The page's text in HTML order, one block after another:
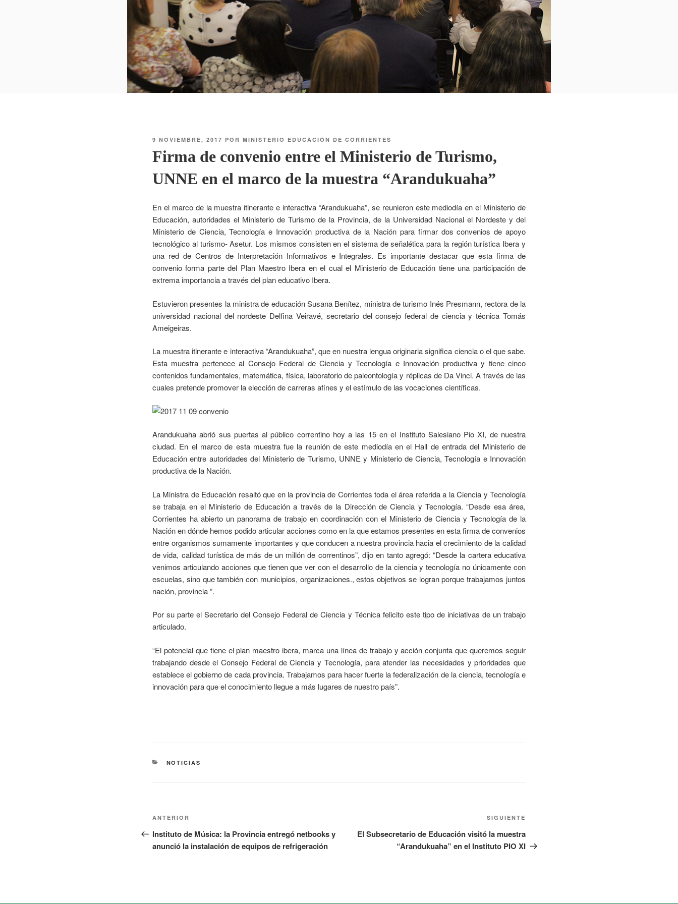
9 NOVIEMBRE, 2017 POR MINISTERIO EDUCACIÓN DE CORRIENTES
Firma de convenio entre el Ministerio de Turismo,
UNNE en el marco de la muestra “Arandukuaha”
En el marco de la muestra itinerante e interactiva “Arandukuaha”, se reunieron este mediodía en el Ministerio de
Educación, autoridades el Ministerio de Turismo de la Provincia, de la Universidad Nacional el Nordeste y del
Ministerio de Ciencia, Tecnología e Innovación productiva de la Nación para firmar dos convenios de apoyo
tecnológico al turismo- Asetur. Los mismos consisten en el sistema de señalética para la región turística Ibera y
una red de Centros de Interpretación Informativos e Integrales. Es importante destacar que esta firma de
convenio forma parte del Plan Maestro Ibera en el cual el Ministerio de Educación tiene una participación de
extrema importancia a través del plan educativo Ibera.
Estuvieron presentes la ministra de educación Susana Benítez, ministra de turismo Inés Presmann, rectora de la
universidad nacional del nordeste Delfina Veiravé, secretario del consejo federal de ciencia y técnica Tomás
Ameigeiras.
La muestra itinerante e interactiva “Arandukuaha”, que en nuestra lengua originaria significa ciencia o el que sabe.
Esta muestra pertenece al Consejo Federal de Ciencia y Tecnología e Innovación productiva y tiene cinco
contenidos fundamentales, matemática, física, laboratorio de paleontología y réplicas de Da Vinci. A través de las
cuales pretende promover la elección de carreras afines y el estímulo de las vocaciones científicas.
Arandukuaha abrió sus puertas al público correntino hoy a las 15 en el Instituto Salesiano Pio XI, de nuestra
ciudad. En el marco de esta muestra fue la reunión de este mediodía en el Hall de entrada del Ministerio de
Educación entre autoridades del Ministerio de Turismo, UNNE y Ministerio de Ciencia, Tecnología e Innovación
productiva de la Nación.
La Ministra de Educación resaltó que en la provincia de Corrientes toda el área referida a la Ciencia y Tecnología
se trabaja en el Ministerio de Educación a través de la Dirección de Ciencia y Tecnología. “Desde esa área,
Corrientes ha abierto un panorama de trabajo en coordinación con el Ministerio de Ciencia y Tecnología de la
Nación en dónde hemos podido articular acciones como en la que estamos presentes en esta firma de convenios
entre organismos sumamente importantes y que conducen a nuestra provincia hacia el crecimiento de la calidad
de vida, calidad turística de más de un millón de correntinos”, dijo en tanto agregó: “Desde la cartera educativa
venimos articulando acciones que tienen que ver con el desarrollo de la ciencia y tecnología no únicamente con
escuelas, sino que también con municipios, organizaciones., estos objetivos se logran porque trabajamos juntos
nación, provincia ”.
Por su parte el Secretario del Consejo Federal de Ciencia y Técnica felicito este tipo de iniciativas de un trabajo
articulado.
“El potencial que tiene el plan maestro ibera, marca una línea de trabajo y acción conjunta que queremos seguir
trabajando desde el Consejo Federal de Ciencia y Tecnología, para atender las necesidades y prioridades que
establece el gobierno de cada provincia. Trabajamos para hacer fuerte la federalización de la ciencia, tecnología e
innovación para que el conocimiento llegue a más lugares de nuestro país”.
NOTICIAS
ANTERIOR
Instituto de Música: la Provincia entregó netbooks y
anunció la instalación de equipos de refrigeración
SIGUIENTE
El Subsecretario de Educación visitó la muestra
“Arandukuaha” en el Instituto PIO XI